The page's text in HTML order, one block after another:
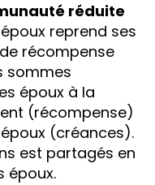
réduite
reprend ses
récompense
sommes
époux à la
(récompense)
(créances).
est partagés en
époux.